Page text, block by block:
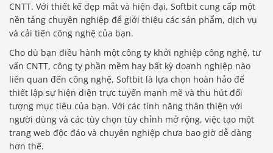
CNTT. Với thiết kế đẹp mắt và hiện đại, Softbit cung cấp một
nền tảng chuyên nghiệp để giới thiệu các sản phẩm, dịch vụ
và cải tiến công nghệ của bạn.
Cho dù bạn điều hành một công ty khởi nghiệp công nghệ, tư
vấn CNTT, công ty phần mềm hay bất kỳ doanh nghiệp nào
liên quan đến công nghệ, Softbit là lựa chọn hoàn hảo để
thiết lập sự hiện diện trực tuyến mạnh mẽ và thu hút đối
tượng mục tiêu của bạn. Với các tính năng thân thiện với
người dùng và các tùy chọn tùy chỉnh mở rộng, việc tạo một
trang web độc đáo và chuyên nghiệp chưa bao giờ dễ dàng
hơn thế.